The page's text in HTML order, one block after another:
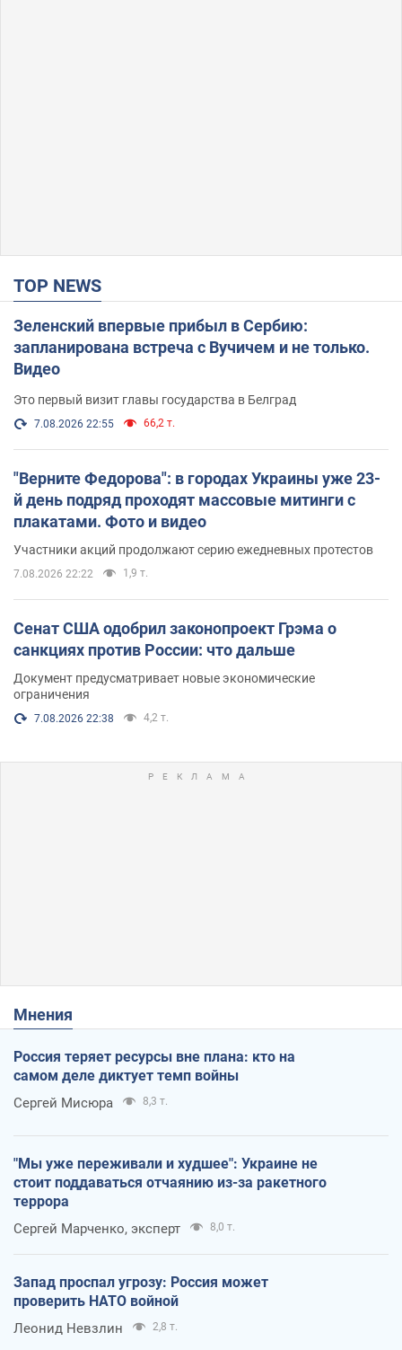
TOP NEWS
Зеленский впервые прибыл в Сербию:
запланирована встреча с Вучичем и не только.
Видео
Это первый визит главы государства в Белград
7.08.2026 22:55 66,2 т.
"Верните Федорова": в городах Украины уже 23-
й день подряд проходят массовые митинги с
плакатами. Фото и видео
Участники акций продолжают серию ежедневных протестов
7.08.2026 22:22 1,9 т.
Сенат США одобрил законопроект Грэма о
санкциях против России: что дальше
Документ предусматривает новые экономические
ограничения
7.08.2026 22:38 4,2 т.
Мнения
Россия теряет ресурсы вне плана: кто на
самом деле диктует темп войны
Сергей Мисюра 8,3 т.
"Мы уже переживали и худшее": Украине не
стоит поддаваться отчаянию из-за ракетного
террора
Сергей Марченко, эксперт 8,0 т.
Запад проспал угрозу: Россия может
проверить НАТО войной
Леонид Невзлин 2,8 т.